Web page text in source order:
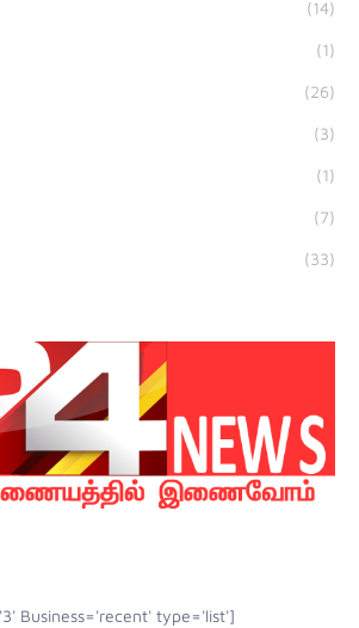
(14)
(1)
(26)
(3)
(1)
(7)
(33)
Business='recent' type='list']